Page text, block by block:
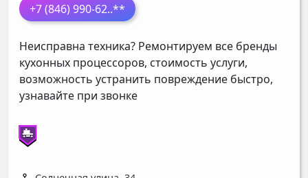
+7 (846) 990-62..**
Неисправна техника? Ремонтируем все бренды
кухонных процессоров, стоимость услуги,
возможность устранить повреждение быстро,
узнавайте при звонке